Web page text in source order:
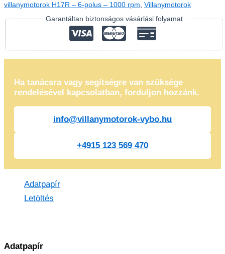
villanymotorok H17R – 6-polus – 1000 rpm Villanymotorok
Garantáltan biztonságos vásárlási folyamat
Ha tanácsra vagy segítségre van szüksége
rendelésével kapcsolatban, forduljon hozzánk.
info@villanymotorok-vybo.hu
+4915 123 569 470
Adatpapír
Letöltés
Adatpapír